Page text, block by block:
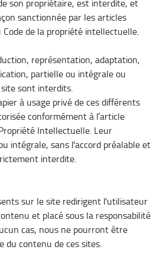
son propriétaire, est interdite, et
sanctionnée par les articles
de la propriété intellectuelle.
représentation, adaptation,
partielle ou intégrale ou
sont interdits.
à usage privé de ces différents
conformément à l’article
Intellectuelle. Leur
intégrale, sans l'accord préalable et
interdite.
sur le site redirigent l'utilisateur
et placé sous la responsabilité
cas, nous ne pourront être
du contenu de ces sites.